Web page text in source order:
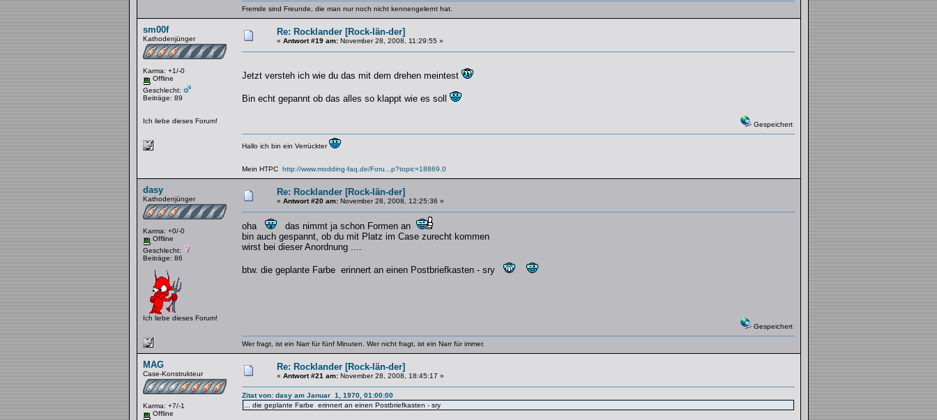
Fremde sind Freunde, die man nur noch nicht kennengelernt hat.
sm00f
Kathodenjünger
Karma: +1/-0
Offline
Geschlecht:
Beiträge: 89
Ich liebe dieses Forum!
Re: Rocklander [Rock-län-der]
« Antwort #19 am:November 28, 2008, 11:29:55 »
Jetzt versteh ich wie du das mit dem drehen meintest
Bin echt gepannt ob das alles so klappt wie es soll
Gespeichert
Hallo ich bin ein Verrückter
Mein HTPC http://www.modding-faq.de/Foru...p?topic=18869.0
dasy
Kathodenjünger
Karma: +0/-0
Offline
Geschlecht:
Beiträge: 86
Ich liebe dieses Forum!
Re: Rocklander [Rock-län-der]
« Antwort #20 am:November 28, 2008, 12:25:36 »
oha
das nimmt ja schon Formen an
bin auch gespannt, ob du mit Platz im Case zurecht kommen
wirst bei dieser Anordnung ....
btw. die geplante Farbe erinnert an einen Postbriefkasten - sry
Gespeichert
Wer fragt, ist ein Narr für fünf Minuten. Wer nicht fragt, ist ein Narr für immer.
MAG
Case-Konstrukteur
Karma: +7/-1
Offline
Re: Rocklander [Rock-län-der]
« Antwort #21 am:November 28, 2008, 18:45:17 »
Zitat von: dasy am Januar 1, 1970, 01:00:00
... die geplante Farbe erinnert an einen Postbriefkasten - sry